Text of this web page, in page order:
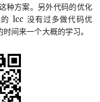
种方案。另外代码的优化
lcc 没有过多做代码优
间来一个大概的学习。